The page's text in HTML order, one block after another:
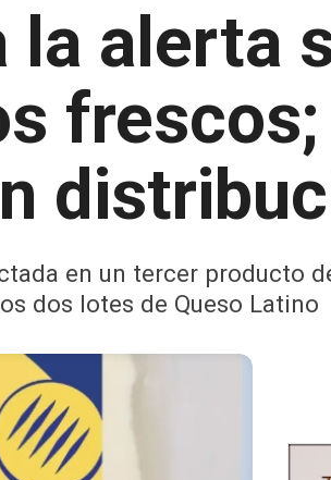
la alerta
en un tercer producto
dos lotes de Queso Latino